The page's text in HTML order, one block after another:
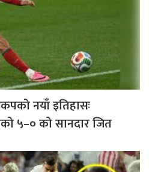
नयाँ इतिहासः
५–० को सानदार जित